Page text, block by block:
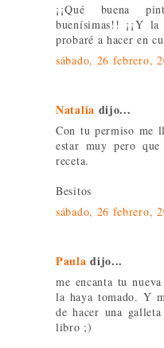
¡¡Qué buena
buenísimas!! ¡¡Y
probaré a hacer en
sábado, 26 febrero,
Natalia dijo...
Con tu permiso me
estar muy pero
receta.
Besitos
sábado, 26 febrero,
Paula dijo...
me encanta tu
la haya tomado. Y
de hacer una
libro ;)